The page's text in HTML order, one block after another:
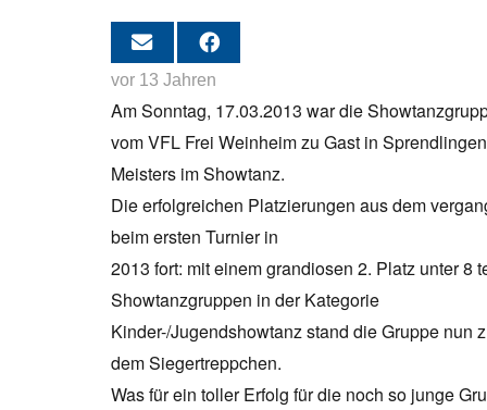
vor 13 Jahren
Am Sonntag, 17.03.2013 war die
vom VFL Frei Weinheim zu Gast in
Meisters im Showtanz.
Die erfolgreichen Platzierungen aus dem
beim ersten Turnier in
2013 fort: mit einem grandiosen 2. Platz unter 8
Showtanzgruppen in der Kategorie
Kinder-/Jugendshowtanz stand die Gruppe nun
dem Siegertreppchen.
Was für ein toller Erfolg für die noch so junge